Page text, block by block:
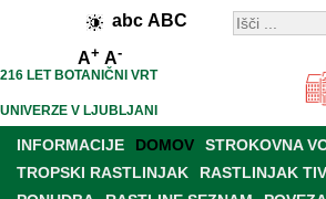
abc ABC
A+ A-
216 LET BOTANIČNI VRT
UNIVERZE V LJUBLJANI
INFORMACIJE DOMOV STROKOVNA
TROPSKI RASTLINJAK
RASTLINJAK